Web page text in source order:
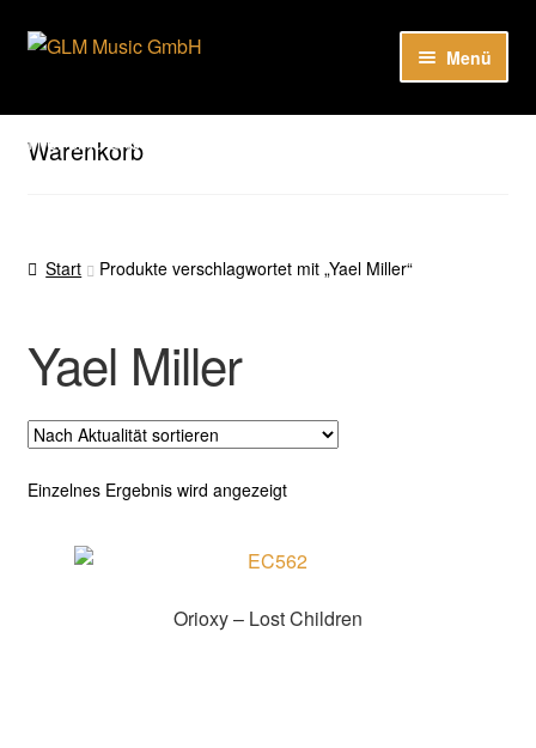
Hier sind unsere Neuigkeiten zu hören: Spotify
Zur
Zum
Menü
Unser Katalog
Warenkorb
Start Produkte verschlagwortet mit „Yael Miller“
Yael Miller
Einzelnes Ergebnis wird angezeigt
Orioxy – Lost Children